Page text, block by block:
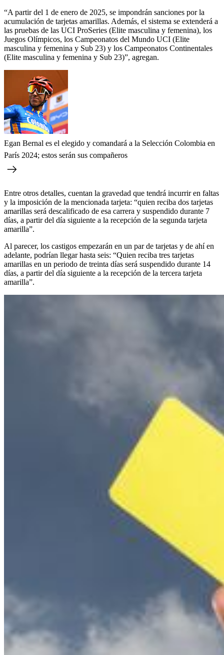
“A partir del 1 de enero de 2025, se impondrán sanciones por la
acumulación de tarjetas amarillas. Además, el sistema se extenderá a
las pruebas de las UCI ProSeries (Elite masculina y femenina), los
Juegos Olímpicos, los Campeonatos del Mundo UCI (Elite
masculina y femenina y Sub 23) y los Campeonatos Continentales
(Elite masculina y femenina y Sub 23)”, agregan.
Egan Bernal es el elegido y comandará a la Selección Colombia en
París 2024; estos serán sus compañeros
Entre otros detalles, cuentan la gravedad que tendrá incurrir en faltas
y la imposición de la mencionada tarjeta: “quien reciba dos tarjetas
amarillas será descalificado de esa carrera y suspendido durante 7
días, a partir del día siguiente a la recepción de la segunda tarjeta
amarilla”.
Al parecer, los castigos empezarán en un par de tarjetas y de ahí en
adelante, podrían llegar hasta seis: “Quien reciba tres tarjetas
amarillas en un periodo de treinta días será suspendido durante 14
días, a partir del día siguiente a la recepción de la tercera tarjeta
amarilla”.